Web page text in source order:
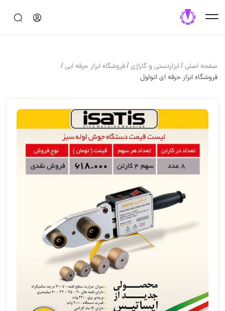
صفحه اصلی/ابزاردستی و گاراژی/فروشگاه ابزار حرفه ایی/
️️فروشگاه ابزار حرفه ای️️ اتولول